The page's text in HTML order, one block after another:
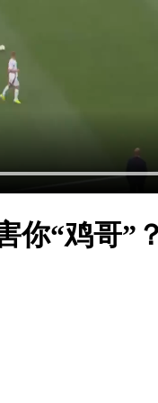
你“鸡哥”